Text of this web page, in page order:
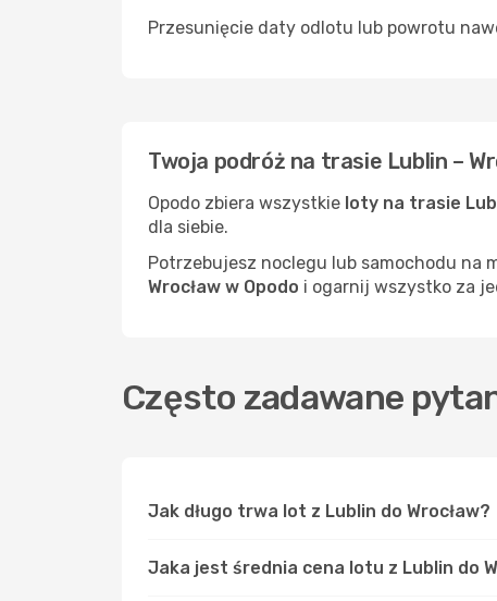
Przesunięcie daty odlotu lub powrotu
Twoja podróż na trasie Lublin –
Opodo zbiera wszystkie loty na trasie
dla siebie.
Potrzebujesz noclegu lub samochodu na
Wrocław w Opodo i ogarnij wszystko za
Często zadawane
Jak długo trwa lot z Lublin do Wrocław?
Jaka jest średnia cena lotu z Lublin do